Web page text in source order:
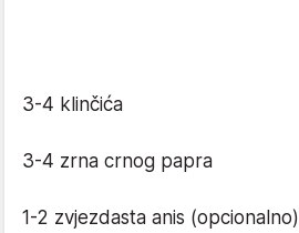
3-4 klinčića
3-4 zrna crnog papra
1-2 zvjezdasta anis (opcionalno)